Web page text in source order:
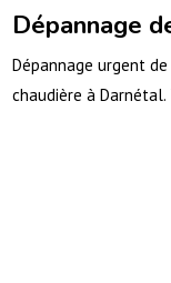
Dépannage
Dépannage urgent
chaudière à